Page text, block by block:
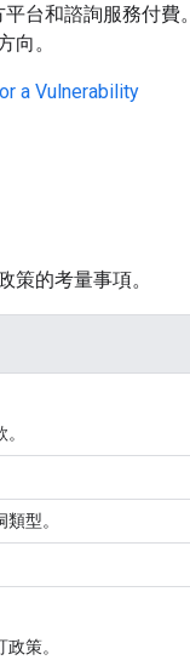
台和諮詢服務付費。
向。
a Vulnerability
的考量事項。
型。
策。